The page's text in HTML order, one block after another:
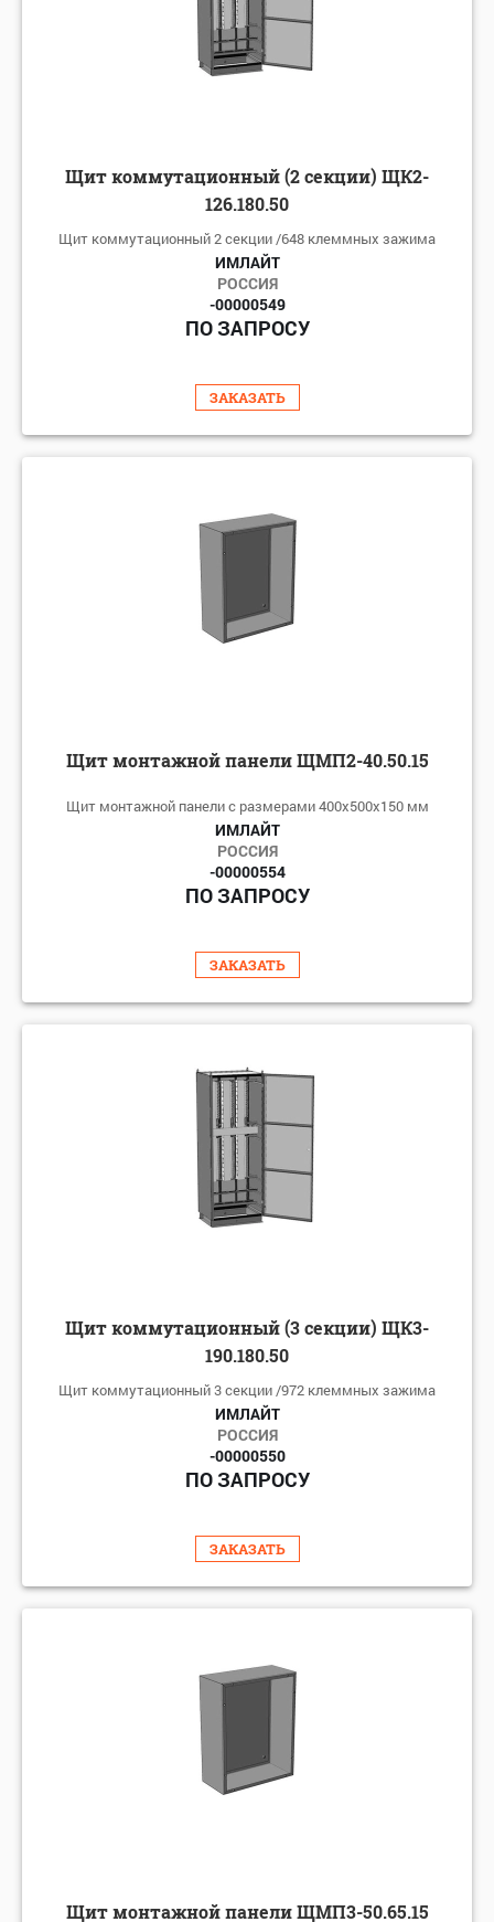
Щит коммутационный (2 секции) ЩК2-
126.180.50
Щит коммутационный 2 секции /648 клеммных зажима
ИМЛАЙТ
РОССИЯ
-00000549
ПО ЗАПРОСУ
ЗАКАЗАТЬ
Щит монтажной панели ЩМП2-40.50.15
Щит монтажной панели с размерами 400х500х150 мм
ИМЛАЙТ
РОССИЯ
-00000554
ПО ЗАПРОСУ
ЗАКАЗАТЬ
Щит коммутационный (3 секции) ЩК3-
190.180.50
Щит коммутационный 3 секции /972 клеммных зажима
ИМЛАЙТ
РОССИЯ
-00000550
ПО ЗАПРОСУ
ЗАКАЗАТЬ
Щит монтажной панели ЩМП3-50.65.15